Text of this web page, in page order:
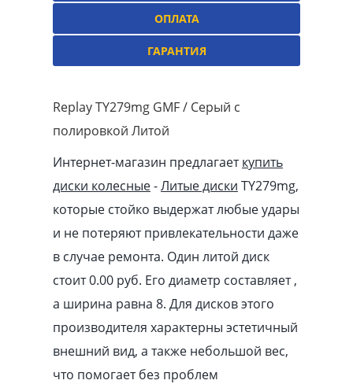
ОПЛАТА
ГАРАНТИЯ
Replay TY279mg GMF / Серый с
полировкой Литой
Интернет-магазин предлагаеткупить
диски колесные-Литые диски TY279mg,
которые стойко выдержат любые удары
и не потеряют привлекательности даже
в случае ремонта. Один литой диск
стоит 0.00 pуб. Его диаметр составляет ,
а ширина равна 8. Для дисков этого
производителя характерны эстетичный
внешний вид, а также небольшой вес,
что помогает без проблем